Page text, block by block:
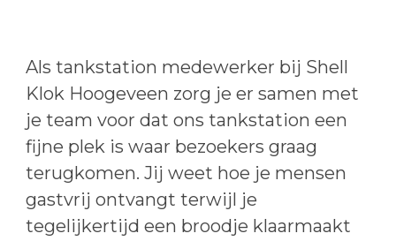
Als tankstation medewerker bij Shell
Klok Hoogeveen zorg je er samen met
je team voor dat ons tankstation een
fijne plek is waar bezoekers graag
terugkomen. Jij weet hoe je mensen
gastvrij ontvangt terwijl je
tegelijkertijd een broodje klaarmaakt